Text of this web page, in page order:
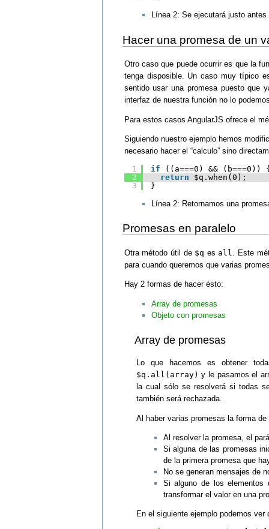
Línea 2: Se ejecutará justo
Hacer una promesa de un
Otro caso que puede ocurrir es que la
tenga disposible. Un caso muy típico
sentido usar una promesa puesto que
interfaz de nuestra función no lo
Para estos casos AngularJS ofrece el
Siguiendo nuestro ejemplo hemos
necesario hacer el “calculo” sino
1
2
3
if
((a===0) && (b===0))
return
$q.when(0);
}
Línea 2: Retornamos una
Promesas en paralelo
Otra método útil de $q es all
. Este
para cuando queremos que varias
Hay 2 formas de hacer ésto:
Array de promesas
Objeto con promesas
Array de promesas
Lo que hacemos es obtener
$q.all(array) y le pasamos el
la cual sólo se resolverá si todas
también será rechazada.
Al haber varias promesas la forma
Al resolver la promesa, el
Si alguna de las promesas
de la primera promesa que
No se generan mensajes de
Si alguno de los
transformar el valor en una
En el siguiente ejemplo podemos